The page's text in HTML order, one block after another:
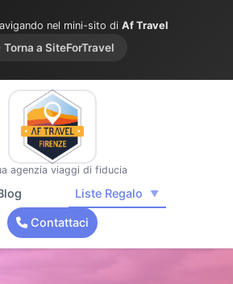
nel mini-sito diAf Travel
a SiteForTravel
agenzia viaggi di fiducia
Liste Regalo ▼
Contattaci